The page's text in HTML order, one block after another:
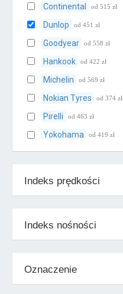
Continental od 515 zł
Dunlop od 451 zł
Goodyear od 558 zł
Hankook od 422 zł
Michelin od 569 zł
Nokian Tyres od 374 zł
Pirelli od 463 zł
Yokohama od 419 zł
Klasa średnia
BFGoodrich od 428 zł
Falken od 383 zł
Firestone od 388 zł
Indeks prędkości
Indeks nośności
Oznaczenie